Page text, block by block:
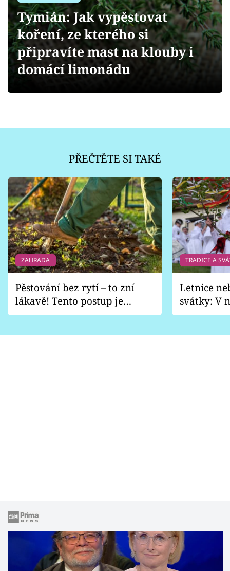
Přihlášení
Sledujte nás
Tymián: Jak vypěstovat
koření, ze kterého si
připravíte mast na klouby i
domácí limonádu
PŘEČTĚTE SI TAKÉ
ZAHRADA
Pěstování bez rytí – to zní
lákavě! Tento postup je
vhodný jen pro některé
TRADICE A
Letnice
svátky: V
pondělí